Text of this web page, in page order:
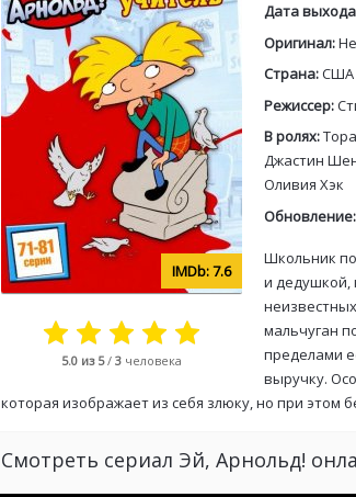
7.6
5.0 из 5/ 3 человека
Дата
Оригинал:
Страна:США
Режиссер:
В ролях:
Джастин
Оливия Хэк
Обновление:
Школьник
и дедушкой,
мальчуган
пределами
выручку.
которая изображает из себя злюку, но при этом
Смотреть сериал Эй, Арнольд!